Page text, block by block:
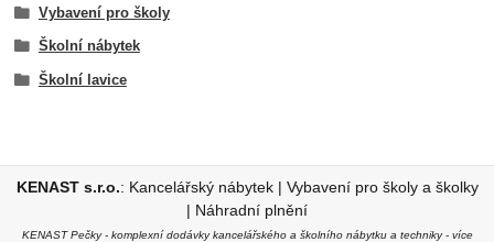
Vybavení pro školy
Školní nábytek
Školní lavice
KENAST s.r.o.: Kancelářský nábytek | Vybavení pro školy a školky
| Náhradní plnění
KENAST Pečky - komplexní dodávky kancelářského a školního nábytku a techniky - více